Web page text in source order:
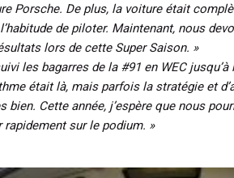
Porsche. De plus, la voiture était
l’habitude de piloter. Maintenant, nous
lors de cette Super Saison. »
les bagarres de la #91 en WEC
était là, mais parfois la stratégie et
bien. Cette année, j’espère que nous
rapidement sur le podium. »